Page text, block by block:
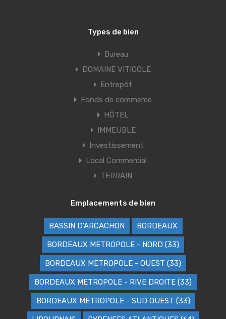
Types de bien
Bureau
DOMAINE VITICOLE
Entrepôt
Fonds de commerce
HÔTEL
IMMEUBLE
Investissement
Local Commercial
TERRAIN
Emplacements de bien
BASSIN D'ARCACHON BORDEAUX
BORDEAUX METROPOLE - NORD (33)
BORDEAUX METROPOLE - OUEST (33)
BORDEAUX METROPOLE - RIVE DROITE (33)
BORDEAUX METROPOLE - SUD OUEST (33)